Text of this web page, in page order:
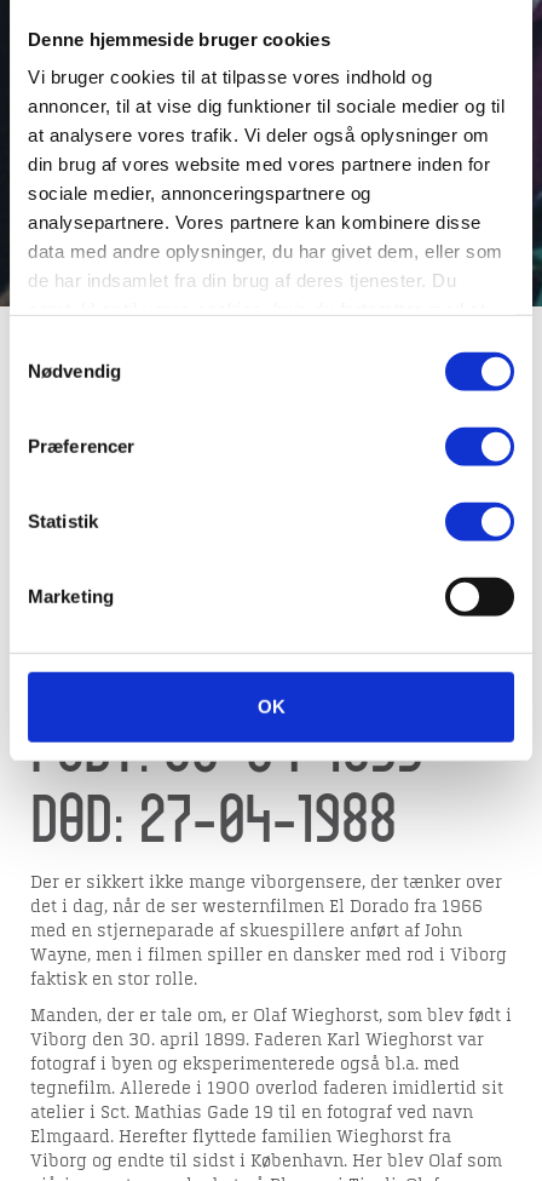
Denne hjemmeside bruger cookies
Vi bruger cookies til at tilpasse vores indhold og
annoncer, til at vise dig funktioner til sociale medier og til
at analysere vores trafik. Vi deler også oplysninger om
din brug af vores website med vores partnere inden for
sociale medier, annonceringspartnere og
analysepartnere. Vores partnere kan kombinere disse
data med andre oplysninger, du har givet dem, eller som
de har indsamlet fra din brug af deres tjenester. Du
Nødvendig
Præferencer
Statistik
Marketing
OK
Wieghorst, Olaf
Kunstner,
stuntman,
skuespiller,
betjent
Født: 30-04-1899 —
Død: 27-04-1988
Der er sikkert ikke mange viborgensere, der tænker over
det i dag, når de ser westernfilmen El Dorado fra 1966
med en stjerneparade af skuespillere anført af John
Wayne, men i filmen spiller en dansker med rod i Viborg
faktisk en stor rolle.
Manden, der er tale om, er Olaf Wieghorst, som blev født i
Viborg den 30. april 1899. Faderen Karl Wieghorst var
fotograf i byen og eksperimenterede også bl.a. med
tegnefilm. Allerede i 1900 overlod faderen imidlertid sit
atelier i Sct. Mathias Gade 19 til en fotograf ved navn
Elmgaard. Herefter flyttede familien Wieghorst fra
Viborg og endte til sidst i København. Her blev Olaf som